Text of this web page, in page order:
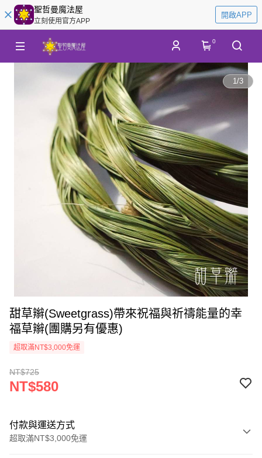
聖哲曼魔法屋
立刻使用官方APP
開啟APP
0
1/3
甜草辮(Sweetgrass)帶來祝福與祈禱能量的幸
福草辮(團購另有優惠)
超取滿NT$3,000免運
NT$725
NT$580
付款與運送方式
超取滿NT$3,000免運